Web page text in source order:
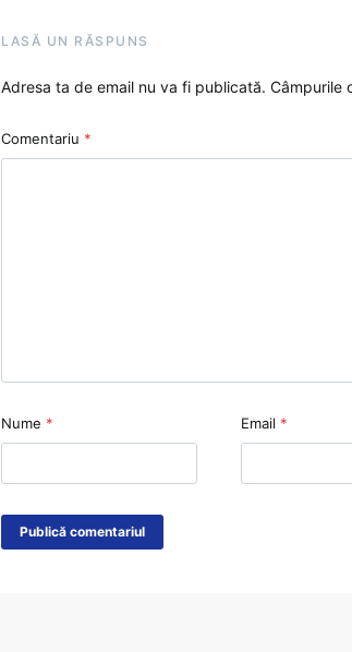
LASĂ UN RĂSPUNS
Adresa ta de email nu va fi publicată. Câmpurile
Comentariu *
Nume * Email *